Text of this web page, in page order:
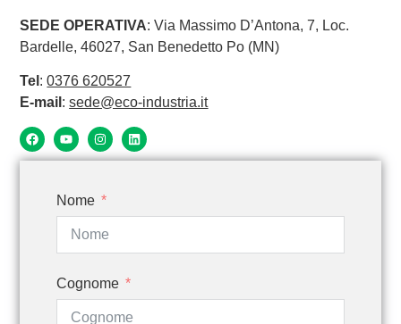
SEDE OPERATIVA: Via Massimo D’Antona, 7, Loc.
Bardelle, 46027, San Benedetto Po (MN)
Tel :0376 620527
E-mail :sede@eco-industria.it
Nome
Cognome